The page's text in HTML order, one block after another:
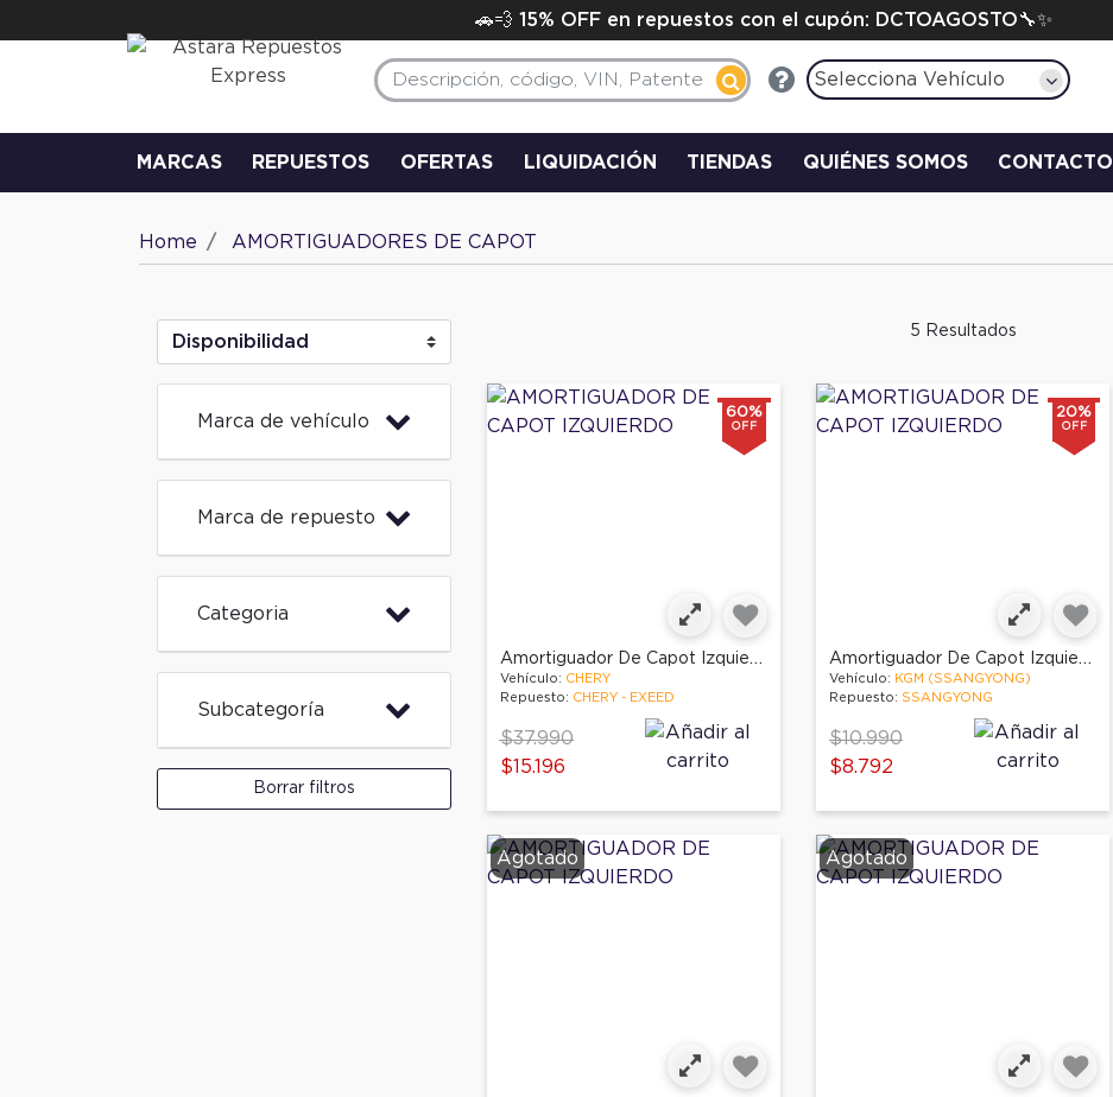
🚗💨 15% OFF en repuestos con el cupón: DCTOAGOSTO🔧✨
Selecciona Vehículo
MARCAS REPUESTOS OFERTAS LIQUIDACIÓN TIENDAS QUIÉNES SOMOS CONTACTO
Home AMORTIGUADORES DE CAPOT
5 Resultados
Marca de vehículo
Marca de repuesto
Categoria
Subcategoría
Borrar filtros
60%
OFF
Amortiguador De Capot Izquierdo
Vehículo: CHERY
Repuesto: CHERY - EXEED
Price reduced from
$37.990to
$15.196
20%
OFF
Amortiguador De Capot Izquierdo
Vehículo: KGM (SSANGYONG)
Repuesto: SSANGYONG
Price reduced from
$10.990to
$8.792
Agotado Agotado